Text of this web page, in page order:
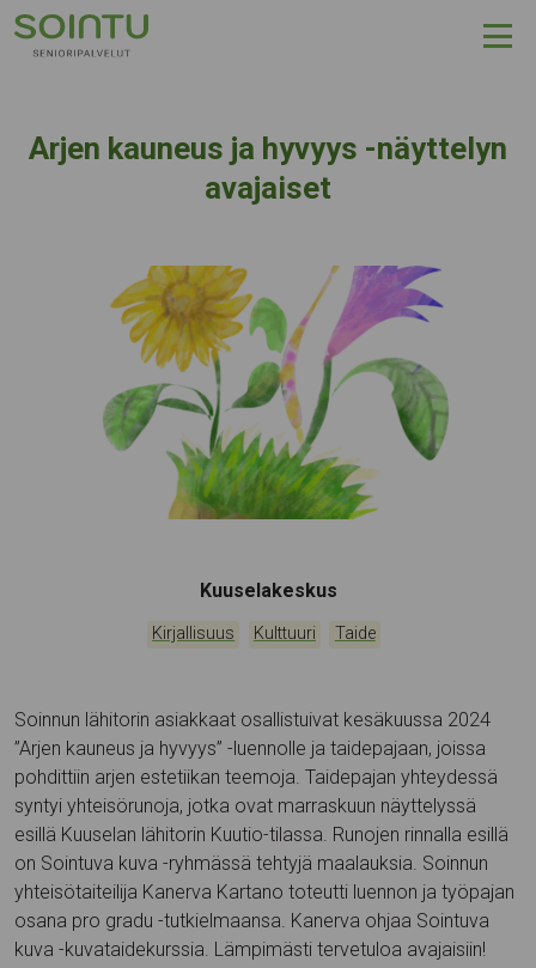
Hyppää sisältöön
Arjen kauneus ja hyvyys -näyttelyn
avajaiset
Tapahtumapaikka:
Kuuselakeskus
Kategoriat:
Kirjallisuus Kulttuuri Taide
Soinnun lähitorin asiakkaat osallistuivat kesäkuussa 2024
”Arjen kauneus ja hyvyys” -luennolle ja taidepajaan, joissa
pohdittiin arjen estetiikan teemoja. Taidepajan yhteydessä
syntyi yhteisörunoja, jotka ovat marraskuun näyttelyssä
esillä Kuuselan lähitorin Kuutio-tilassa. Runojen rinnalla esillä
on Sointuva kuva -ryhmässä tehtyjä maalauksia. Soinnun
yhteisötaiteilija Kanerva Kartano toteutti luennon ja työpajan
osana pro gradu -tutkielmaansa. Kanerva ohjaa Sointuva
kuva -kuvataidekurssia. Lämpimästi tervetuloa avajaisiin!